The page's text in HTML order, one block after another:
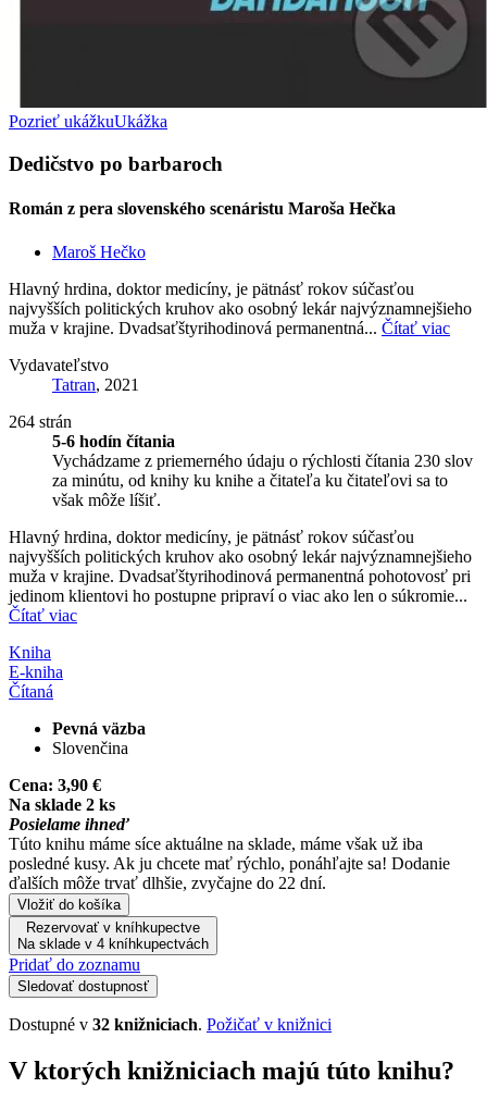
Pozrieť ukážkuUkážka
Dedičstvo po barbaroch
Román z pera slovenského scenáristu Maroša Hečka
Maroš Hečko
Hlavný hrdina, doktor medicíny, je pätnásť rokov súčasťou
najvyšších politických kruhov ako osobný lekár najvýznamnejšieho
muža v krajine. Dvadsaťštyrihodinová permanentná... Čítať viac
Vydavateľstvo
Tatran, 2021
264 strán
5-6 hodín čítania
Vychádzame z priemerného údaju o rýchlosti čítania 230 slov
za minútu, od knihy ku knihe a čitateľa ku čitateľovi sa to
však môže líšiť.
Hlavný hrdina, doktor medicíny, je pätnásť rokov súčasťou
najvyšších politických kruhov ako osobný lekár najvýznamnejšieho
muža v krajine. Dvadsaťštyrihodinová permanentná pohotovosť pri
jedinom klientovi ho postupne pripraví o viac ako len o súkromie...
Čítať viac
Kniha
E-kniha
Čítaná
Pevná väzba
Slovenčina
Cena: 3,90 €
Na sklade 2 ks
Posielame ihneď
Túto knihu máme síce aktuálne na sklade, máme však už iba
posledné kusy. Ak ju chcete mať rýchlo, ponáhľajte sa! Dodanie
ďalších môže trvať dlhšie, zvyčajne do 22 dní.
Vložiť do košíka
Rezervovať v kníhkupectve
Na sklade v 4 kníhkupectvách
Pridať do zoznamu
Sledovať dostupnosť
Dostupné v 32 knižniciach. Požičať v knižnici
V ktorých knižniciach majú túto knihu?